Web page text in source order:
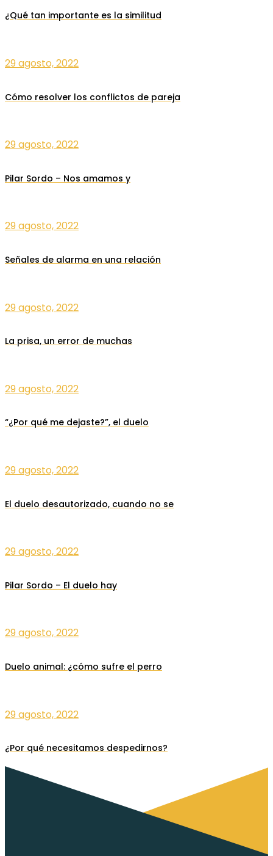
¿Qué tan importante es la similitud
29 agosto, 2022
Cómo resolver los conflictos de pareja
29 agosto, 2022
Pilar Sordo – Nos amamos y
29 agosto, 2022
Señales de alarma en una relación
29 agosto, 2022
La prisa, un error de muchas
29 agosto, 2022
“¿Por qué me dejaste?”, el duelo
29 agosto, 2022
El duelo desautorizado, cuando no se
29 agosto, 2022
Pilar Sordo – El duelo hay
29 agosto, 2022
Duelo animal: ¿cómo sufre el perro
29 agosto, 2022
¿Por qué necesitamos despedirnos?